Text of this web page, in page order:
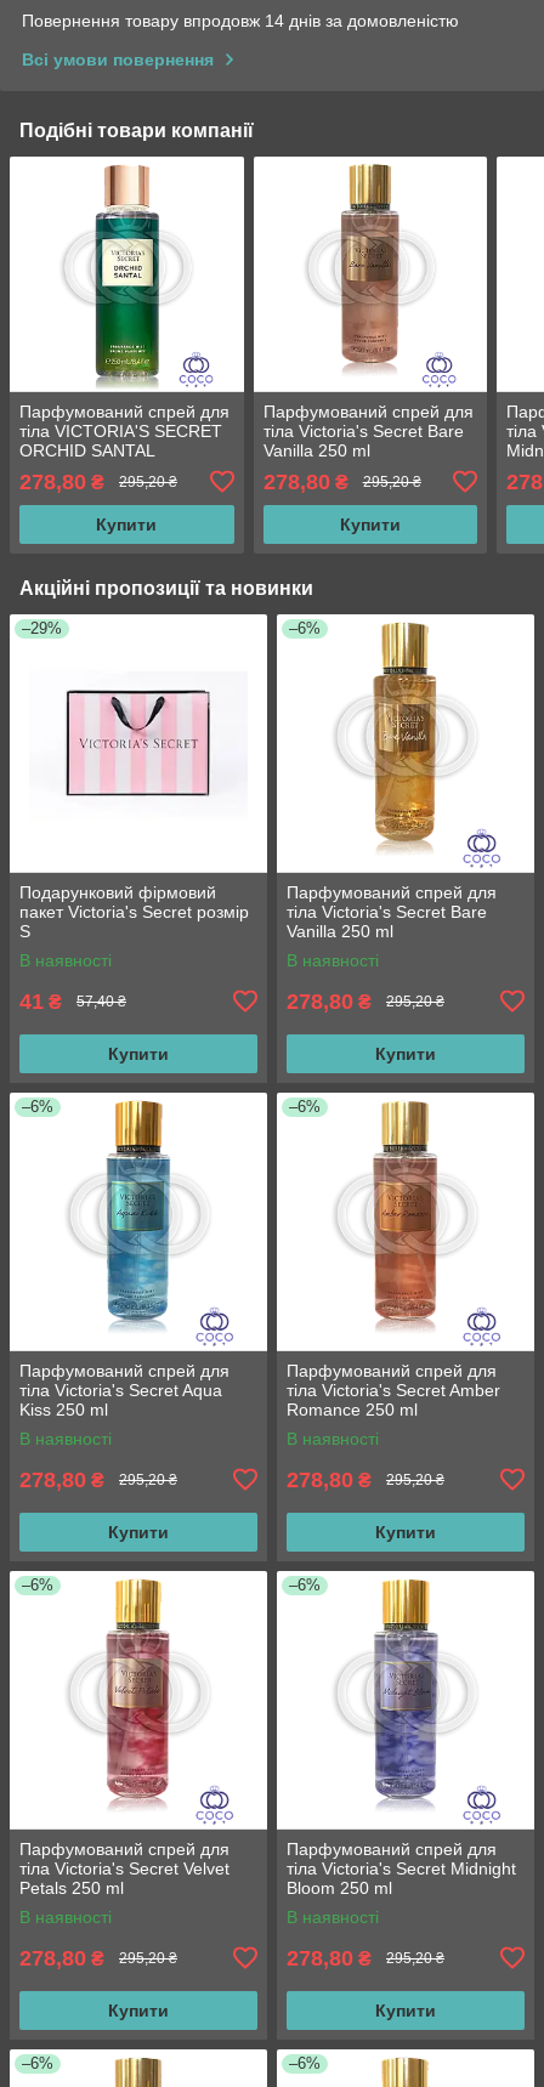
Повернення товару впродовж 14 днів за домовленістю
Всі умови повернення
Подібні товари компанії
Парфумований спрей для
тіла VICTORIA'S SECRET
ORCHID SANTAL
278,80 ₴ 295,20 ₴
Купити
Парфумований спрей для
тіла Victoria's Secret Bare
Vanilla 250 ml
278,80₴ 295,20 ₴
Купити
Акційні пропозиції та новинки
–29%
Подарунковий фірмовий
пакет Victoria's Secret розмір
S
В наявності
41 ₴ 57,40 ₴
Купити
–6%
Парфумований спрей для
тіла Victoria's Secret Bare
Vanilla 250 ml
В наявності
278,80 ₴ 295,20 ₴
Купити
–6%
Парфумований спрей для
тіла Victoria's Secret Aqua
Kiss 250 ml
В наявності
278,80 ₴ 295,20 ₴
Купити
–6%
Парфумований спрей для
тіла Victoria's Secret Amber
Romance 250 ml
В наявності
278,80 ₴ 295,20 ₴
Купити
–6%
Парфумований спрей для
тіла Victoria's Secret Velvet
Petals 250 ml
В наявності
278,80 ₴ 295,20 ₴
Купити
–6%
Парфумований спрей для
тіла Victoria's Secret Midnight
Bloom 250 ml
В наявності
278,80 ₴ 295,20 ₴
Купити
–6% –6%